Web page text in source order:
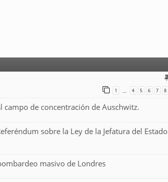
1 … 4 5 6 7 8
campo de concentración de Auschwitz.
sobre la Ley de la Jefatura del Estado
masivo de Londres